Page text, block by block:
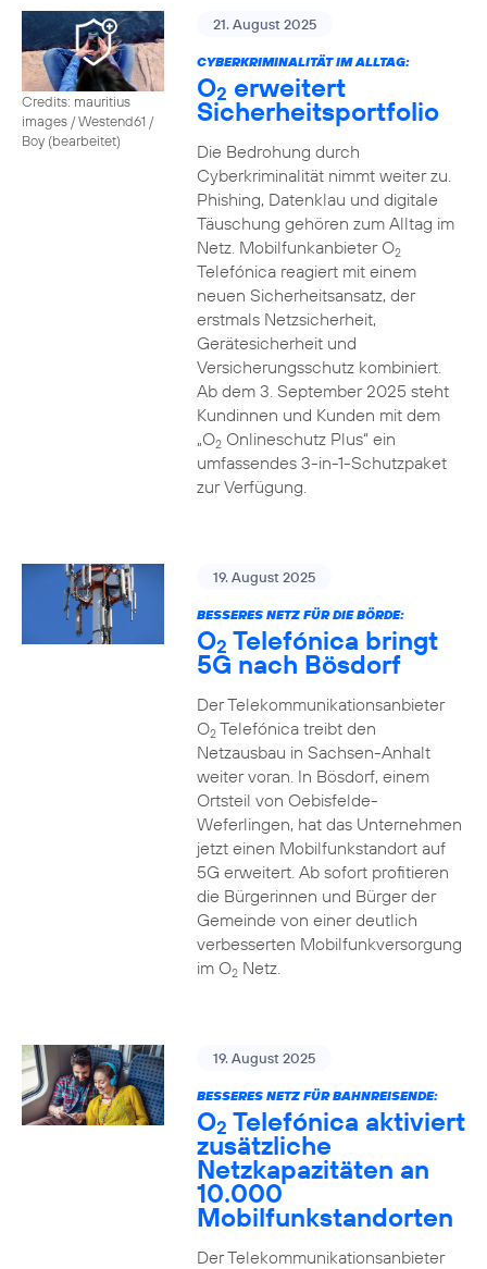
Credits: mauritius
images / Westend61 /
Boy (bearbeitet)
21. August 2025
CYBERKRIMINALITÄT IM ALLTAG:
O2 erweitert
Sicherheitsportfolio
Die Bedrohung durch
Cyberkriminalität nimmt weiter zu.
Phishing, Datenklau und digitale
Täuschung gehören zum Alltag im
Netz. Mobilfunkanbieter O2
Telefónica reagiert mit einem
neuen Sicherheitsansatz, der
erstmals Netzsicherheit,
Gerätesicherheit und
Versicherungsschutz kombiniert.
Ab dem 3. September 2025 steht
Kundinnen und Kunden mit dem
„O2Onlineschutz Plus“ ein
umfassendes 3-in-1-Schutzpaket
zur Verfügung.
19. August 2025
BESSERES NETZ FÜR DIE BÖRDE:
O2 Telefónica bringt
5G nach Bösdorf
Der Telekommunikationsanbieter
O2Telefónica treibt den
Netzausbau in Sachsen-Anhalt
weiter voran. In Bösdorf, einem
Ortsteil von Oebisfelde-
Weferlingen, hat das Unternehmen
jetzt einen Mobilfunkstandort auf
5G erweitert. Ab sofort profitieren
die Bürgerinnen und Bürger der
Gemeinde von einer deutlich
verbesserten Mobilfunkversorgung
im O2Netz.
19. August 2025
BESSERES NETZ FÜR BAHNREISENDE:
O2 Telefónica aktiviert
zusätzliche
Netzkapazitäten an
10.000
Mobilfunkstandorten
Der Telekommunikationsanbieter